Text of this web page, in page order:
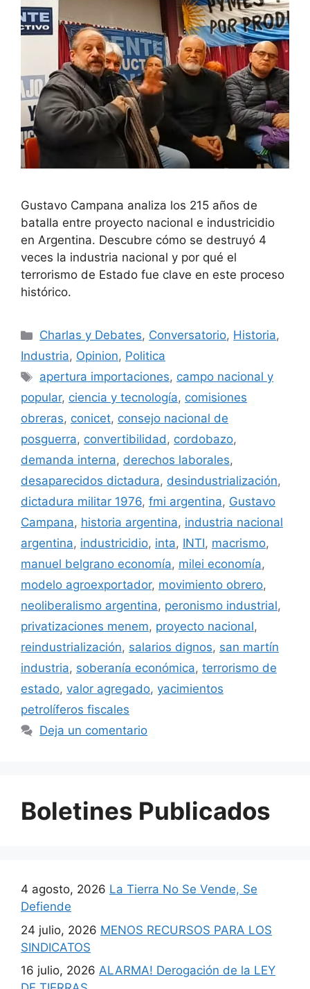
Gustavo Campana analiza los 215 años de
batalla entre proyecto nacional e industricidio
en Argentina. Descubre cómo se destruyó 4
veces la industria nacional y por qué el
terrorismo de Estado fue clave en este proceso
histórico.
Charlas y Debates, Conversatorio, Historia,
Industria, Opinion, Politica
apertura importaciones, campo nacional y
popular, ciencia y tecnología, comisiones
obreras, conicet, consejo nacional de
posguerra, convertibilidad, cordobazo,
demanda interna, derechos laborales,
desaparecidos dictadura, desindustrialización,
dictadura militar 1976, fmi argentina, Gustavo
Campana, historia argentina, industria nacional
argentina, industricidio, inta, INTI, macrismo,
manuel belgrano economía, milei economía,
modelo agroexportador, movimiento obrero,
neoliberalismo argentina, peronismo industrial,
privatizaciones menem, proyecto nacional,
reindustrialización, salarios dignos, san martín
industria, soberanía económica, terrorismo de
estado, valor agregado, yacimientos
petrolíferos fiscales
Deja un comentario
Boletines Publicados
4 agosto, 2026 La Tierra No Se Vende, Se
Defiende
24 julio, 2026 MENOS RECURSOS PARA LOS
SINDICATOS
16 julio, 2026 ALARMA! Derogación de la LEY